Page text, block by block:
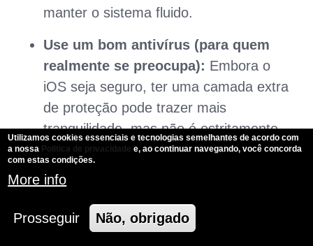
manter o sistema fluido.
Use um bom antivírus (para quem
realmente se preocupa): Embora o
iOS seja seguro, ter uma camada extra
de proteção pode trazer mais
tranquilidade, mas não é estritamente
necessário na maioria dos casos.
Evite superaquecimento:
iPhone enquanto carrega em locais
quentes ou sob o sol forte.
Utilizamos cookies essenciais e tecnologias semelhantes de acordo com
a nossa Politica de privacidade e, ao continuar navegando, você concorda
com estas condições.
More info
Prosseguir Não, obrigado